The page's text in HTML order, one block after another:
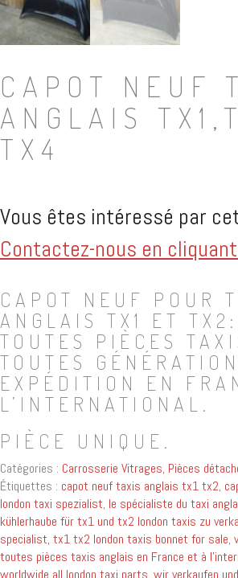
CAPOT NEUF
ANGLAIS
TX4
Vous êtes intéressé par
Contactez-nous en
CAPOT NEUF POUR
ANGLAIS TX1 ET
TOUTES PIÈCES
TOUTES
EXPÉDITION EN
L’INTERNATIONAL.
PIÈCE UNIQUE.
Catégories : Carrosserie Vitrages, Pièces
Étiquettes : capot neuf taxis anglais tx1 tx2,
london taxi spezialist, le spécialiste du taxi
kühlerhaube für tx1 und tx2 london taxis zu
specialist, tx1 tx2 london taxis bonnet for sale,
toutes pièces taxis anglais en France et à